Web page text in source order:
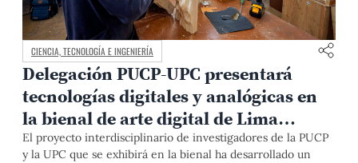
CIENCIA, TECNOLOGÍA E INGENIERÍA
Delegación PUCP-UPC presentará
tecnologías digitales y analógicas en
la bienal de arte digital de Lima
‘Artware’
El proyecto interdisciplinario de investigadores de la PUCP
y la UPC que se exhibirá en la bienal ha desarrollado un